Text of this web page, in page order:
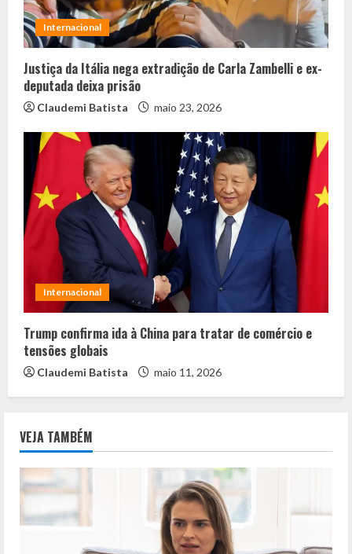
Internacional
Justiça da Itália nega extradição de Carla Zambelli e ex-
deputada deixa prisão
Claudemi Batista maio 23, 2026
Internacional
Trump confirma ida à China para tratar de comércio e
tensões globais
Claudemi Batista maio 11, 2026
VEJA TAMBÉM